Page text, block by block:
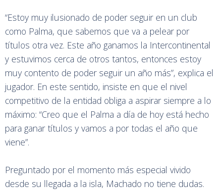
“Estoy muy ilusionado de poder seguir en un club
como Palma, que sabemos que va a pelear por
títulos otra vez. Este año ganamos la Intercontinental
y estuvimos cerca de otros tantos, entonces estoy
muy contento de poder seguir un año más”, explica el
jugador. En este sentido, insiste en que el nivel
competitivo de la entidad obliga a aspirar siempre a lo
máximo: “Creo que el Palma a día de hoy está hecho
para ganar títulos y vamos a por todas el año que
viene”.
Preguntado por el momento más especial vivido
desde su llegada a la isla, Machado no tiene dudas.